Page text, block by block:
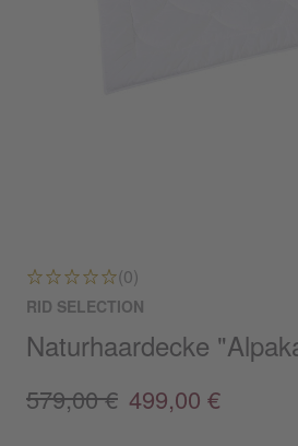
(0)
RID SELECTION
Naturhaardecke
579,00 € 499,00 €